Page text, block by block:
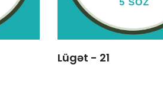
Lügət - 21